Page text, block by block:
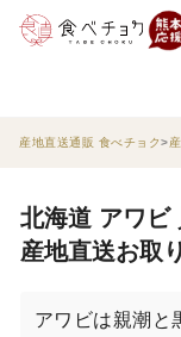
産地直送通販 食べチョク
北海道 アワビ
産地直送お取
アワビは親潮と